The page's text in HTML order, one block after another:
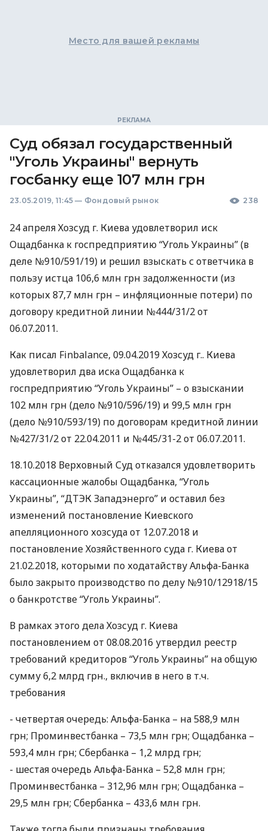
Место для вашей рекламы
Суд обязал государственный
"Уголь Украины" вернуть
госбанку еще 107 млн грн
23.05.2019, 11:45 — Фондовый рынок 238
24 апреля Хозсуд г. Киева удовлетворил иск
Ощадбанка к госпредприятию “Уголь Украины” (в
деле №910/591/19) и решил взыскать с ответчика в
пользу истца 106,6 млн грн задолженности (из
которых 87,7 млн грн – инфляционные потери) по
договору кредитной линии №444/31/2 от
06.07.2011.
Как писал Finbalance, 09.04.2019 Хозсуд г.. Киева
удовлетворил два иска Ощадбанка к
госпредприятию “Уголь Украины” – о взыскании
102 млн грн (дело №910/596/19) и 99,5 млн грн
(дело №910/593/19) по договорам кредитной линии
№427/31/2 от 22.04.2011 и №445/31-2 от 06.07.2011.
18.10.2018 Верховный Суд отказался удовлетворить
кассационные жалобы Ощадбанка, “Уголь
Украины”, “ДТЭКЗападэнерго” и оставил без
изменений постановление Киевского
апелляционного хозсуда от 12.07.2018 и
постановление Хозяйственного суда г. Киева от
21.02.2018, которыми по ходатайству Альфа-Банка
было закрыто производство по делу №910/12918/15
о банкротстве “Уголь Украины”.
В рамках этого дела Хозсуд г. Киева
постановлением от 08.08.2016 утвердил реестр
требований кредиторов “Уголь Украины” на общую
сумму 6,2 млрд грн., включив в него в т.ч.
требования
- четвертая очередь: Альфа-Банка – на 588,9 млн
грн; Проминвестбанка – 73,5 млн грн; Ощадбанка –
593,4 млн грн; Сбербанка – 1,2 млрд грн;
- шестая очередь Альфа-Банка – 52,8 млн грн;
Проминвестбанка – 312,96 млн грн; Ощадбанка –
29,5 млн грн; Сбербанка – 433,6 млн грн.